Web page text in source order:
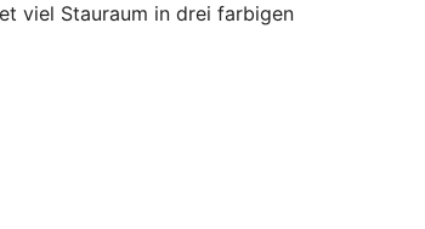
viel Stauraum in drei farbigen